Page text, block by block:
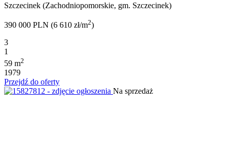
Szczecinek (Zachodniopomorskie, gm. Szczecinek)
390 000 PLN (6 610 zł/m2)
3
1
59 m2
1979
Przejdź do oferty
Na sprzedaż